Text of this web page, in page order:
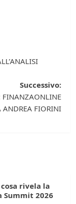
Successivo:
FINANZAONLINE
ANDREA FIORINI
rivela la
Summit 2026